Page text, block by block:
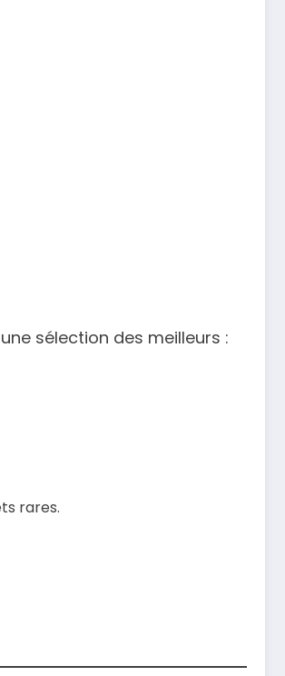
sélection des meilleurs :
rares.